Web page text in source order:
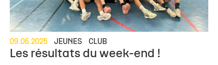
09.06.2025 JEUNES CLUB
Les résultats du week-end !